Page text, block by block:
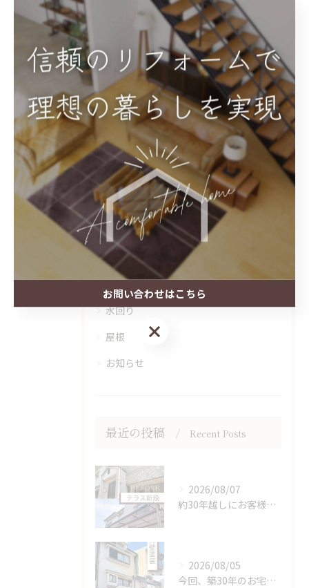
< 前のページ 一覧に戻る 次のページ >
カテゴリー Categories
全てのカテゴリー
内装
外壁
外構
水回り
屋根
お知らせ
最近の投稿 Recent Posts
2026/08/07
約30年越しにお客様の夢だったテラス屋根を新設。
2026/08/05
今回、築30年のお宅で初の補修と塗装を行ないました。
お問い合わせはこちら
お問い合わせはこちら